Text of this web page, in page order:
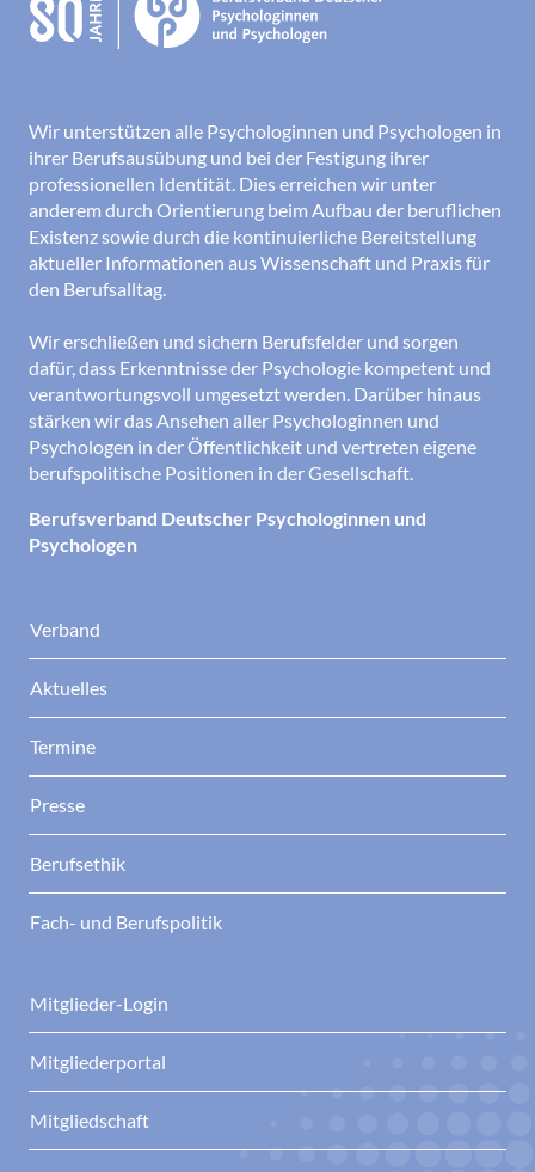
Wir unterstützen alle Psychologinnen und Psychologen in
ihrer Berufsausübung und bei der Festigung ihrer
professionellen Identität. Dies erreichen wir unter
anderem durch Orientierung beim Aufbau der beruflichen
Existenz sowie durch die kontinuierliche Bereitstellung
aktueller Informationen aus Wissenschaft und Praxis für
den Berufsalltag.
Wir erschließen und sichern Berufsfelder und sorgen
dafür, dass Erkenntnisse der Psychologie kompetent und
verantwortungsvoll umgesetzt werden. Darüber hinaus
stärken wir das Ansehen aller Psychologinnen und
Psychologen in der Öffentlichkeit und vertreten eigene
berufspolitische Positionen in der Gesellschaft.
Berufsverband Deutscher Psychologinnen und
Psychologen
Verband
Aktuelles
Termine
Presse
Berufsethik
Fach- und Berufspolitik
Mitglieder-Login
Mitgliederportal
Mitgliedschaft